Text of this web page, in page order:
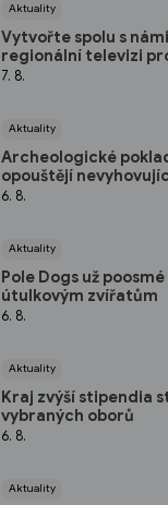
Aktuality
Vytvořte spolu s
regionální televizi
7. 8.
Aktuality
Archeologické
opouštějí
6. 8.
Aktuality
Pole Dogs už
útulkovým zvířatům
6. 8.
Aktuality
Kraj zvýší stipendia
vybraných oborů
6. 8.
Aktuality